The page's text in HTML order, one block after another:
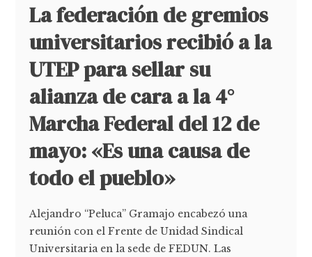
La federación de gremios
universitarios recibió a la
UTEP para sellar su
alianza de cara a la 4°
Marcha Federal del 12 de
mayo: «Es una causa de
todo el pueblo»
Alejandro “Peluca” Gramajo encabezó una
reunión con el Frente de Unidad Sindical
Universitaria en la sede de FEDUN. Las